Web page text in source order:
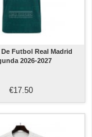
Futbol Real Madrid
2026-2027
€17.50